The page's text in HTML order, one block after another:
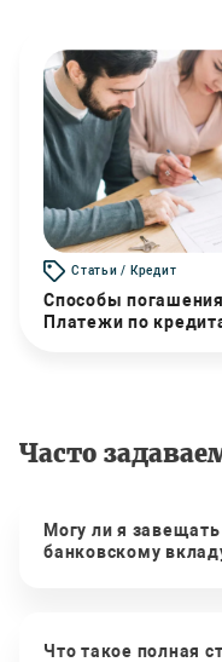
Статьи / Кредит
Способы погашения
Платежи по
Часто
Могу ли я
банковскому
Что такое полная